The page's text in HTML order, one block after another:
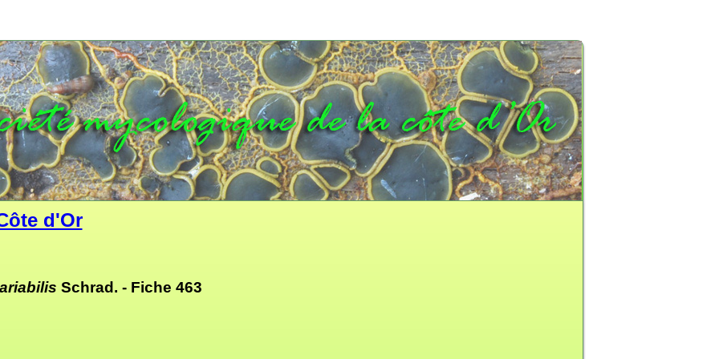
d'Or
Schrad. - Fiche 463